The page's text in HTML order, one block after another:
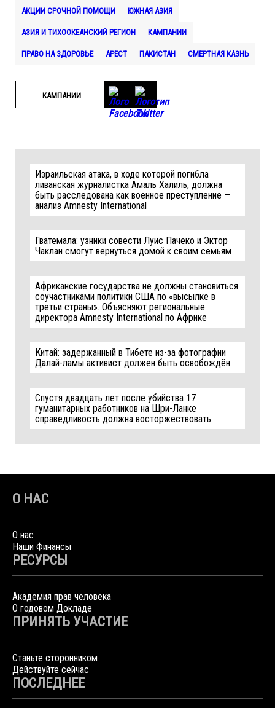
АКЦИИ СРОЧНОЙ ПОМОЩИ ЮЖНАЯ АЗИЯ
АЗИЯ И ТИХООКЕАНСКИЙ РЕГИОН КАМПАНИИ
ПРАВО НА ЗДОРОВЬЕ АРЕСТ ПАКИСТАН СМЕРТНАЯ КАЗНЬ
КАМПАНИИ
Израильская атака, в ходе которой погибла
ливанская журналистка Амаль Халиль, должна
быть расследована как военное преступление —
анализ Amnesty International
Гватемала: узники совести Луис Пачеко и Эктор
Чаклан смогут вернуться домой к своим семьям
Африканские государства не должны становиться
соучастниками политики США по «высылке в
третьи страны». Объясняют региональные
директора Amnesty International по Африке
Китай: задержанный в Тибете из-за фотографии
Далай-ламы активист должен быть освобождён
Спустя двадцать лет после убийства 17
гуманитарных работников на Шри-Ланке
справедливость должна восторжествовать
О НАС
О нас
Наши Финансы
РЕСУРСЫ
Академия прав человека
О годовом Докладе
ПРИНЯТЬ УЧАСТИЕ
Станьте сторонником
Действуйте сейчас
ПОСЛЕДНЕЕ